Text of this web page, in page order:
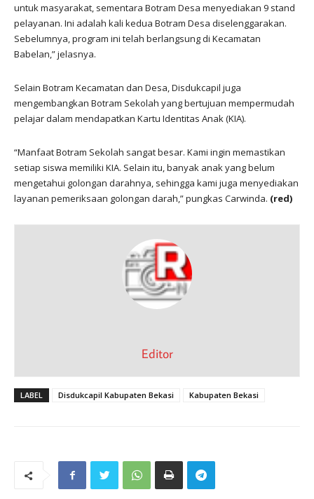
untuk masyarakat, sementara Botram Desa menyediakan 9 stand
pelayanan. Ini adalah kali kedua Botram Desa diselenggarakan.
Sebelumnya, program ini telah berlangsung di Kecamatan
Babelan,” jelasnya.
Selain Botram Kecamatan dan Desa, Disdukcapil juga
mengembangkan Botram Sekolah yang bertujuan mempermudah
pelajar dalam mendapatkan Kartu Identitas Anak (KIA).
“Manfaat Botram Sekolah sangat besar. Kami ingin memastikan
setiap siswa memiliki KIA. Selain itu, banyak anak yang belum
mengetahui golongan darahnya, sehingga kami juga menyediakan
layanan pemeriksaan golongan darah,” pungkas Carwinda. (red)
Editor
LABEL Disdukcapil Kabupaten Bekasi Kabupaten Bekasi